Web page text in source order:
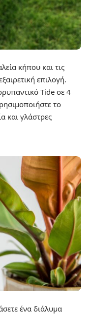
κήπου και τις
επιλογή.
Tide σε 4
το
και γλάστρες
ένα διάλυμα